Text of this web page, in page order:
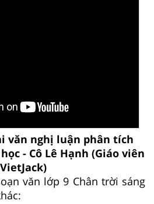
văn nghị luận phân tích
- Cô Lê Hạnh (Giáo viên
VietJack)
văn lớp 9 Chân trời sáng